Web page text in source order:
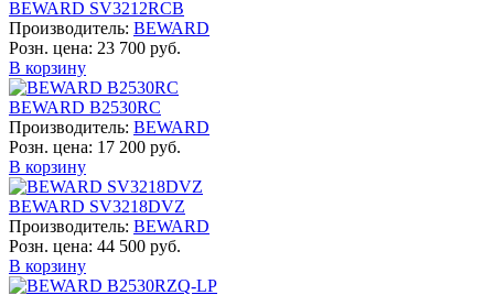
BEWARD SV3212RCB
Производитель: BEWARD
Розн. цена: 23 700 руб.
В корзину
BEWARD B2530RC
Производитель: BEWARD
Розн. цена: 17 200 руб.
В корзину
BEWARD SV3218DVZ
Производитель: BEWARD
Розн. цена: 44 500 руб.
В корзину